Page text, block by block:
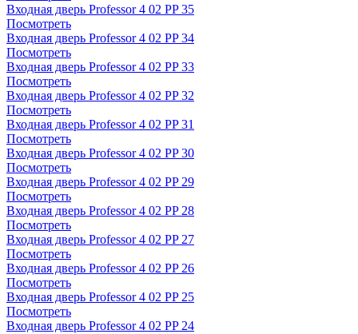
Входная дверь Professor 4 02 PP 35
Посмотреть
Входная дверь Professor 4 02 PP 34
Посмотреть
Входная дверь Professor 4 02 PP 33
Посмотреть
Входная дверь Professor 4 02 PP 32
Посмотреть
Входная дверь Professor 4 02 PP 31
Посмотреть
Входная дверь Professor 4 02 PP 30
Посмотреть
Входная дверь Professor 4 02 PP 29
Посмотреть
Входная дверь Professor 4 02 PP 28
Посмотреть
Входная дверь Professor 4 02 PP 27
Посмотреть
Входная дверь Professor 4 02 PP 26
Посмотреть
Входная дверь Professor 4 02 PP 25
Посмотреть
Входная дверь Professor 4 02 PP 24